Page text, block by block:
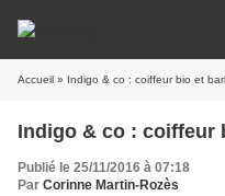
Accueil » Indigo & co : coiffeur bio et
Indigo & co : coiffeur
Publié le 25/11/2016 à 07:18
Par Corinne Martin-Rozès